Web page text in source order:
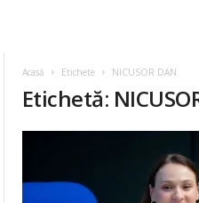
Acasă Etichete NICUSOR DAN
Etichetă: